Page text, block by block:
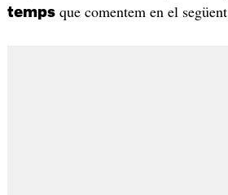
tempsque comentem en el següent